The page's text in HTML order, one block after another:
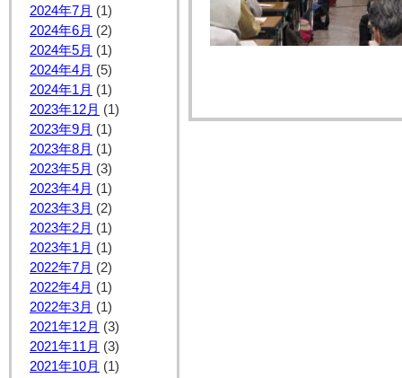
2024年7月 (1)
2024年6月 (2)
2024年5月 (1)
2024年4月 (5)
2024年1月 (1)
2023年12月 (1)
2023年9月 (1)
2023年8月 (1)
2023年5月 (3)
2023年4月 (1)
2023年3月 (2)
2023年2月 (1)
2023年1月 (1)
2022年7月 (2)
2022年4月 (1)
2022年3月 (1)
2021年12月 (3)
2021年11月 (3)
2021年10月 (1)